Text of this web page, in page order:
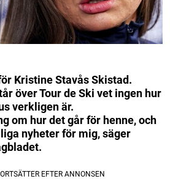
Kristine Stavås Skistad.
över Tour de Ski vet ingen hur
verkligen är.
om hur det går för henne, och
nyheter för mig, säger